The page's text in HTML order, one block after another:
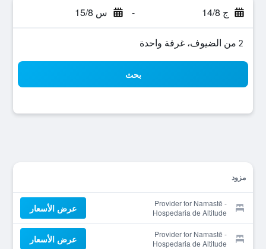
ج 14/8 - س 15/8
2 من الضيوف، غرفة واحدة
بحث
مزود
Provider for Namastê -
Hospedaria de Altitude
عرض الأسعار
Provider for Namastê -
Hospedaria de Altitude
عرض الأسعار